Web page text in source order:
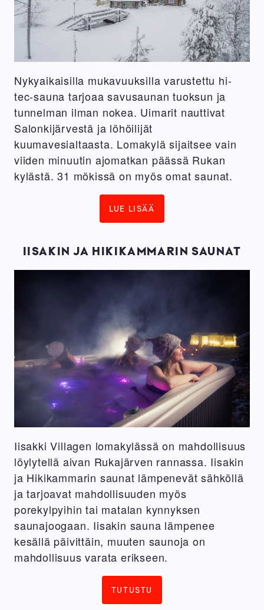
Nykyaikaisilla mukavuuksilla varustettu hi-
tec-sauna tarjoaa savusaunan tuoksun ja
tunnelman ilman nokea. Uimarit nauttivat
Salonkijärvestä ja löhöilijät
kuumavesialtaasta. Lomakylä sijaitsee vain
viiden minuutin ajomatkan päässä Rukan
kylästä. 31 mökissä on myös omat saunat.
LUE LISÄÄ
IISAKIN JA HIKIKAMMARIN SAUNAT
Iisakki Villagen lomakylässä on mahdollisuus
löylytellä aivan Rukajärven rannassa. Iisakin
ja Hikikammarin saunat lämpenevät sähköllä
ja tarjoavat mahdollisuuden myös
porekylpyihin tai matalan kynnyksen
saunajoogaan. Iisakin sauna lämpenee
kesällä päivittäin, muuten saunoja on
mahdollisuus varata erikseen.
TUTUSTU